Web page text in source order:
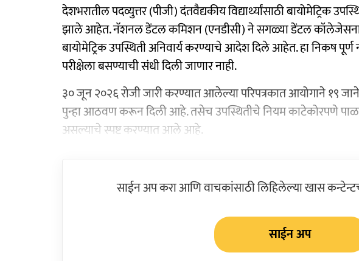
देशभरातील पदव्युत्तर (पीजी) दंतवैद्यकीय विद्यार्थ्यांसाठी बायोमेट्रिक
झाले आहेत. नॅशनल डेंटल कमिशन (एनडीसी) ने सगळ्या डेंटल कॉलेजेसना
बायोमेट्रिक उपस्थिती अनिवार्य करण्याचे आदेश दिले आहेत. हा निकष पूर्ण न
परीक्षेला बसण्याची संधी दिली जाणार नाही.
३० जून २०२६ रोजी जारी करण्यात आलेल्या परिपत्रकात आयोगाने १९
पुन्हा आठवण करून दिली आहे. तसेच उपस्थितीचे नियम काटेकोरपणे
असल्याचे स्पष्ट करण्यात आले आहे.
साईन अप करा आणि वाचकांसाठी लिहिलेल्या खास
साईन अप